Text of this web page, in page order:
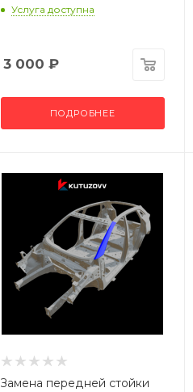
Услуга доступна
3 000 ₽
ПОДРОБНЕЕ
Замена передней стойки